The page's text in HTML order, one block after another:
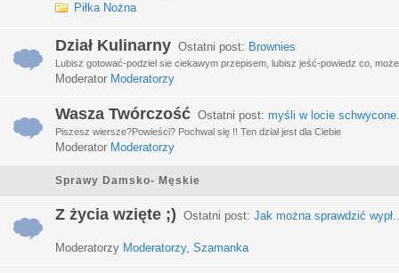
Piłka Nożna
Dział Kulinarny Ostatni post: Brownies
Lubisz gotować-podziel sie ciekawym przepisem, lubisz jeść-powiedz co,
Moderator Moderatorzy
Wasza Twórczość Ostatni post: myśli w locie
Piszesz wiersze?Powieści? Pochwal się !! Ten dział jest dla Ciebie
Moderator Moderatorzy
Sprawy Damsko- Męskie
Z życia wzięte ;) Ostatni post: Jak można sprawdzić
Moderatorzy Moderatorzy, Szamanka